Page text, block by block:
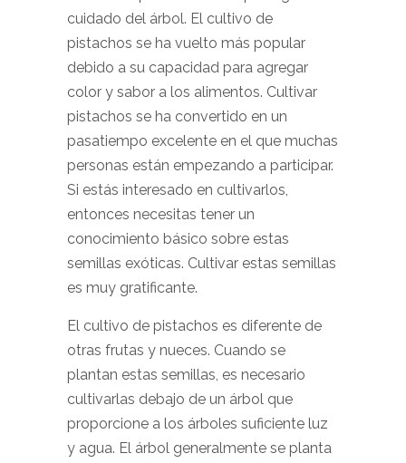
cuidado del árbol. El cultivo de
pistachos se ha vuelto más popular
debido a su capacidad para agregar
color y sabor a los alimentos. Cultivar
pistachos se ha convertido en un
pasatiempo excelente en el que muchas
personas están empezando a participar.
Si estás interesado en cultivarlos,
entonces necesitas tener un
conocimiento básico sobre estas
semillas exóticas. Cultivar estas semillas
es muy gratificante.
El cultivo de pistachos es diferente de
otras frutas y nueces. Cuando se
plantan estas semillas, es necesario
cultivarlas debajo de un árbol que
proporcione a los árboles suficiente luz
y agua. El árbol generalmente se planta